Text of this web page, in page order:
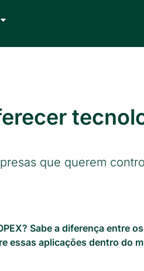
que querem
Sabe a diferença entre
essas aplicações dentro do